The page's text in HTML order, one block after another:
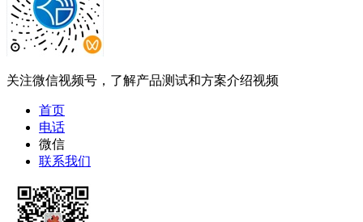
关注微信视频号，了解产品测试和方案介绍视频
首页
电话
微信
联系我们